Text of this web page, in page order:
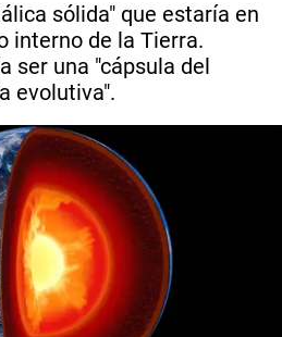
sólida" que estaría en
interno de la Tierra.
ser una "cápsula del
evolutiva".